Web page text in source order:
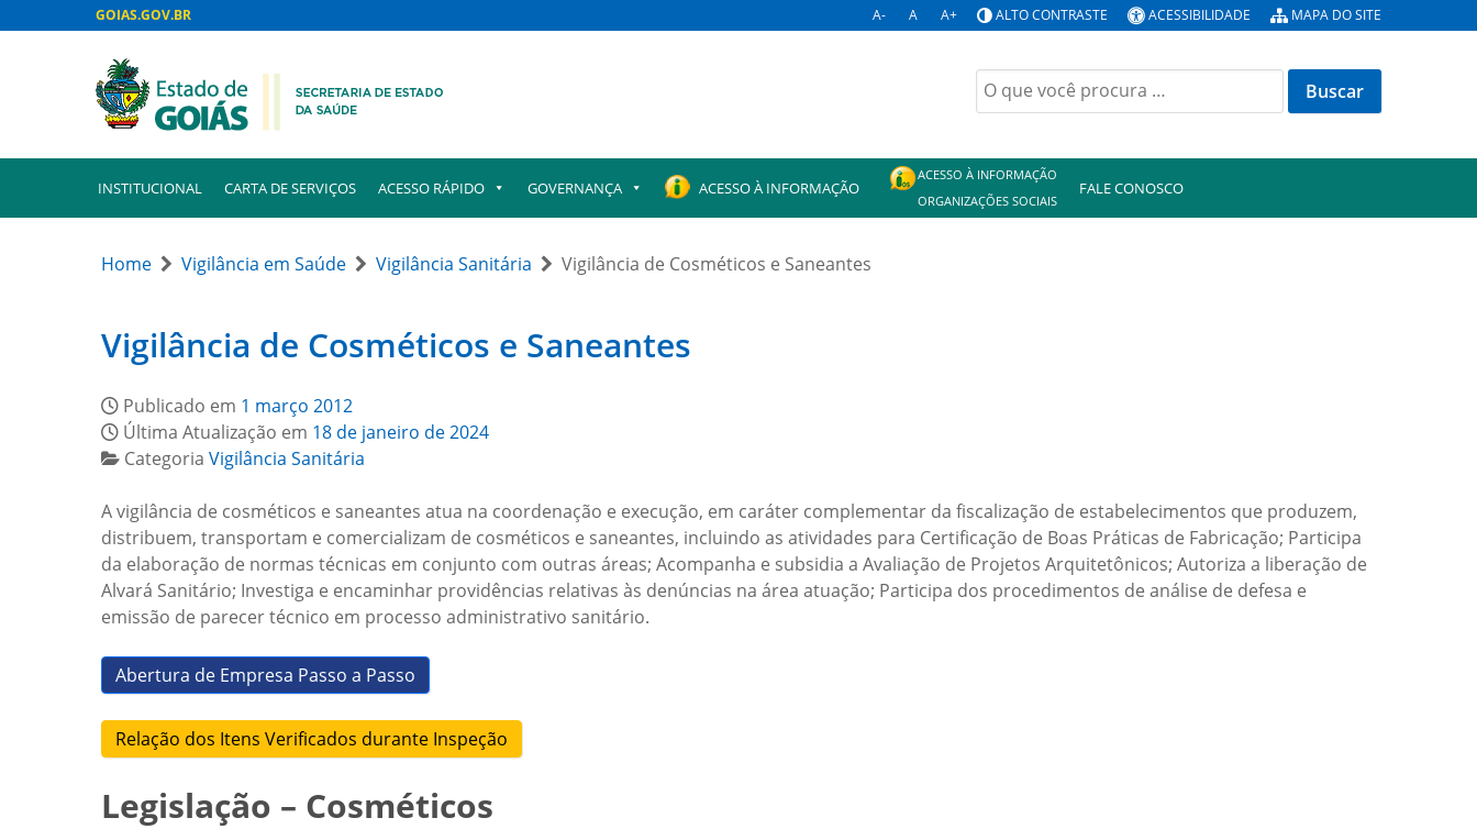
GOIAS.GOV.BR A- A A+ ALTO CONTRASTE ACESSIBILIDADE MAPA DO SITE
Buscar
por:
INSTITUCIONAL CARTA DE SERVIÇOS ACESSO RÁPIDO GOVERNANÇA ACESSO À INFORMAÇÃO
ACESSO À INFORMAÇÃO
ORGANIZAÇÕES SOCIAIS
FALE CONOSCO
Home Vigilância em Saúde Vigilância Sanitária Vigilância de Cosméticos e Saneantes
Vigilância de Cosméticos e Saneantes
Publicado em 1 março 2012
Última Atualização em 18 de janeiro de 2024
Categoria Vigilância Sanitária
A vigilância de cosméticos e saneantes atua na coordenação e execução, em caráter complementar da fiscalização de estabelecimentos que produzem,
distribuem, transportam e comercializam de cosméticos e saneantes, incluindo as atividades para Certificação de Boas Práticas de Fabricação; Participa
da elaboração de normas técnicas em conjunto com outras áreas; Acompanha e subsidia a Avaliação de Projetos Arquitetônicos; Autoriza a liberação de
Alvará Sanitário; Investiga e encaminhar providências relativas às denúncias na área atuação; Participa dos procedimentos de análise de defesa e
emissão de parecer técnico em processo administrativo sanitário.
Abertura de Empresa Passo a Passo
Relação dos Itens Verificados durante Inspeção
Legislação – Cosméticos